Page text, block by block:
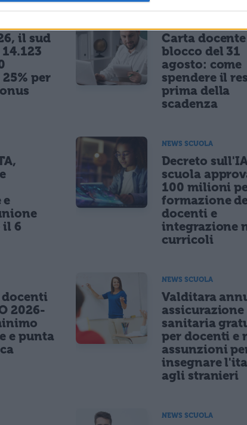
il sud
per
Carta
blocco del 31
agosto: come
spendere il
prima della
scadenza
e
il 6
NEWS SCUOLA
Decreto
scuola
100 milioni
formazione
docenti e
integrazione
curricoli
2026-
e punta
NEWS SCUOLA
Valditara
assicurazione
sanitaria
per docenti e
assunzioni
insegnare
agli stranieri
NEWS SCUOLA